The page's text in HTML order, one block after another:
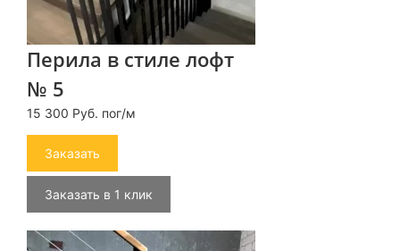
Перила в стиле лофт
№ 5
15 300 Руб. пог/м
Заказать
Заказать в 1 клик